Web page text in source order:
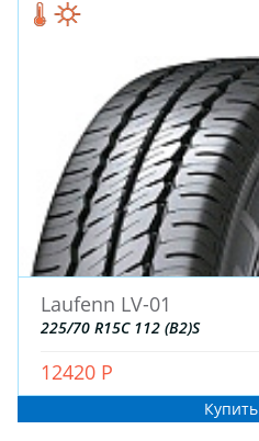
Laufenn LV-01
225/70 R15C 112 (B2)S
12420 Р
Купить